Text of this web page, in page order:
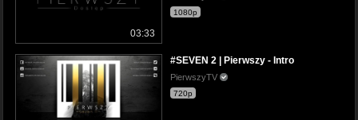
03:33
1080p
#SEVEN 2 | Pierwszy - Intro
PierwszyTV
720p